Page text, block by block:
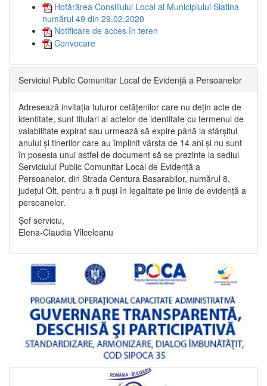
Hotărârea Consiliului Local al Municipiului Slatina
numărul 49 din 29.02.2020
Notificare de acces în teren
Convocare
Serviciul Public Comunitar Local de Evidență a Persoanelor
Adresează invitația tuturor cetățenilor care nu dețin acte de
identitate, sunt titulari ai actelor de identitate cu termenul de
valabilitate expirat sau urmează să expire până la sfârșitul
anului și tinerilor care au împlinit vârsta de 14 ani și nu sunt
în posesia unui astfel de document să se prezinte la sediul
Serviciului Public Comunitar Local de Evidență a
Persoanelor, din Strada Centura Basarabilor, numărul 8,
județul Olt, pentru a fi puși în legalitate pe linie de evidență a
persoanelor.
Șef serviciu,
Elena-Claudia Vîlceleanu